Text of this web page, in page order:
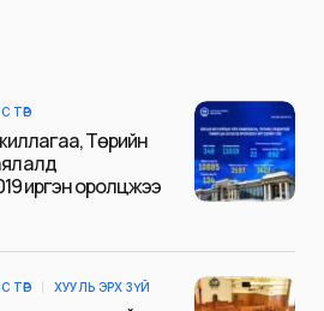
ТӨР
Төрийн
иргэн оролцжээ
ТӨР ХУУЛЬ ЭРХ ЗҮЙ